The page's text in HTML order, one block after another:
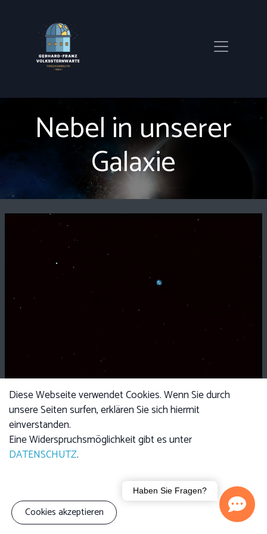
Nebel in unserer
Galaxie
Diese Webseite verwendet Cookies. Wenn Sie durch
unsere Seiten surfen, erklären Sie sich hiermit
einverstanden.
Eine Widerspruchsmöglichkeit gibt es unter
DATENSCHUTZ.
Cookies akzeptieren
Haben Sie Fragen?